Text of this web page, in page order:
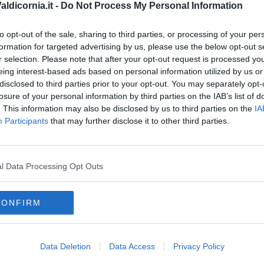
- Do Not Process My Personal Information
opt-out of the sale, sharing to third parties, or processing of your
for targeted advertising by us, please use the below opt-out
selection. Please note that after your opt-out request is processed
interest-based ads based on personal information utilized by us
to third parties prior to your opt-out. You may separately
of your personal information by third parties on the IAB’s list of
This information may also be disclosed by us to third parties on the
Participants that may further disclose it to other third parties.
Data Processing Opt Outs
Data Deletion Data Access Privacy Policy
incoraggiante per i musei di Suvereto, che come
più centrali nella vita culturale locale e strategici per
e diversificazione dei pubblici.
iscriviti allaNewsletter QUInews - ToscanaMedia.
nella tua casella di posta.